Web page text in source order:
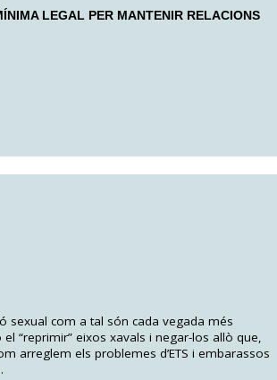
LEGAL PER MANTENIR RELACIONS
sexual com a tal són cada vegada més
“reprimir” eixos xavals i negar-los allò que,
arreglem els problemes d’ETS i embarassos